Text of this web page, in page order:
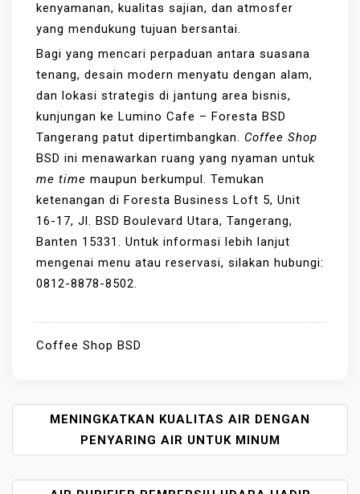
kenyamanan, kualitas sajian, dan atmosfer
yang mendukung tujuan bersantai.
Bagi yang mencari perpaduan antara suasana
tenang, desain modern menyatu dengan alam,
dan lokasi strategis di jantung area bisnis,
kunjungan ke Lumino Cafe – Foresta BSD
Tangerang patut dipertimbangkan. Coffee Shop
BSD ini menawarkan ruang yang nyaman untuk
me time maupun berkumpul. Temukan
ketenangan di Foresta Business Loft 5, Unit
16-17, Jl. BSD Boulevard Utara, Tangerang,
Banten 15331. Untuk informasi lebih lanjut
mengenai menu atau reservasi, silakan hubungi:
0812-8878-8502.
Coffee Shop BSD
S
T
MENINGKATKAN KUALITAS AIR DENGAN
PENYARING AIR UNTUK MINUM